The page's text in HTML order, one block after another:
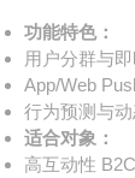
功能特色：
用户分群与
App/Web
行为预测与
适合对象：
高互动性